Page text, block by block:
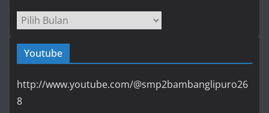
Arsip
Youtube
http://www.youtube.com/@smp2bambanglipuro26
8